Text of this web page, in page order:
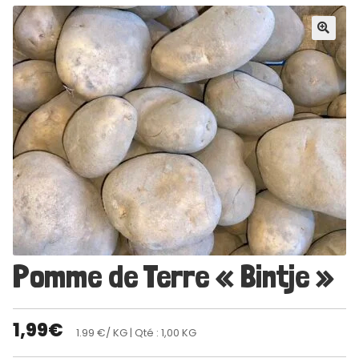
le
menu
enfant
Les plateaux gourmands
Ouvrir
le
menu
enfant
Actualités
Contact
Mon compte
🔍
Pomme de Terre « Bintje »
1,99€ 1.99 €/ KG | Qté : 1,00 KG